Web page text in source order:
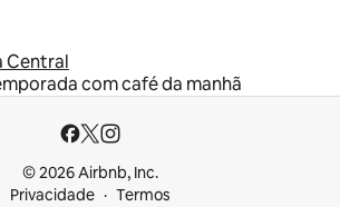
Central
com café da manhã
© 2026 Airbnb, Inc.
Privacidade
Termos